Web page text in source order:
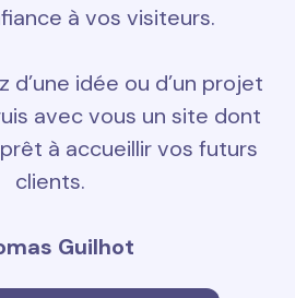
à vos visiteurs.
d’une idée ou d’un projet
avec vous un site dont
à accueillir vos futurs
clients.
Guilhot